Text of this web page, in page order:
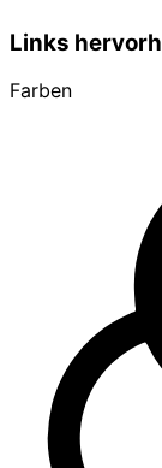
Links
Farben